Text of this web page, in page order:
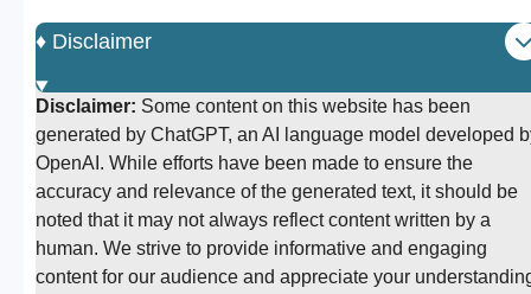
♦️ Disclaimer
Disclaimer: Some content on this website has been
generated by ChatGPT, an AI language model developed
OpenAI. While efforts have been made to ensure the
accuracy and relevance of the generated text, it should be
noted that it may not always reflect content written by a
human. We strive to provide informative and engaging
content for our audience and appreciate your